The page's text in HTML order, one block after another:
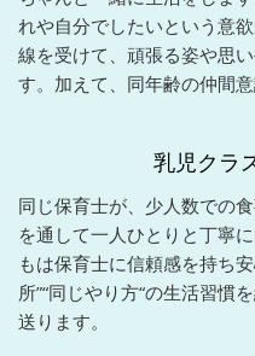
れや自分でしたいという意
線を受けて、頑張る姿や思
す。加えて、同年齢の仲間意
乳児クラ
同じ保育士が、少人数での
を通して一人ひとりと丁寧
もは保育士に信頼感を持ち
所”“同じやり方“の生活習慣
送ります。